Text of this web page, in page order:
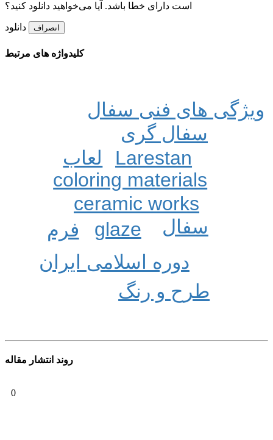
است دارای خطا باشد. آیا می‌خواهید دانلود کنید؟
دانلود انصراف
کلیدواژه های مرتبط
ceramic works
coloring materials
glaze
Larestan
دوره اسلامی ایران
سفال
سفال گری
طرح و رنگ
فرم
لعاب
ویژگی های فنی سفال
روند انتشار مقاله
0